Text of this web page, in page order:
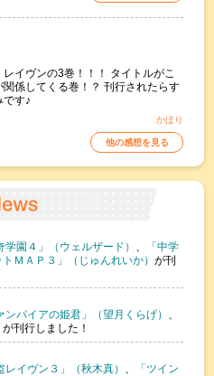
イヴンの3巻！！！ タイトルがこ
係してくる巻！？ 刊行されたらす
です♪
かほり
他の感想を見る
学園４」（ウェルザード）
「中学
ＭＡＰ３」（じゅんれいか） が刊
ンパイアの姫君」（望月くらげ）
が刊行しました！
レイヴン３」（秋木真）
「ツイン